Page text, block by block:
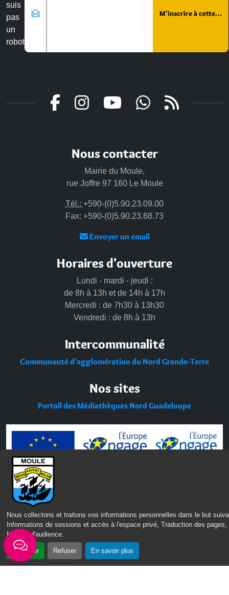
Nous collectons et traitons vos informations personnelles dans le but
Informations de sessions et accès à l'espace privé, Traduction des pages,
Mesure d'audience.
Accepter Refuser En savoir plus
suis
pas
un
robot
Nous contacter
Mairie du Moule,
rue Joffre 97 160 Le Moule
Tél.: +590-(0)5.90.23.09.00
Fax: +590-(0)5.90.23.68.73
Envoyer un email
Horaires d'ouverture
Lundi - mardi - jeudi :
de 8h à 13h et de 14h à 17h
Mercredi : de 7h30 à 13h30
Vendredi : de 8h à 13h
Intercommunalité
Communauté d’agglomération du Nord Grande-Terre
Nos sites
Portail des Médiathèques Nord Guadeloupe